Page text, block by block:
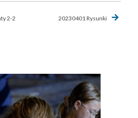
2-2 20230401 Rysunki